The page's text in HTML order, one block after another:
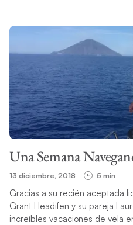
Una Semana
13 diciembre, 2018 5 min
Gracias a su recién aceptada
Grant Headifen y su pareja
increíbles vacaciones de vela